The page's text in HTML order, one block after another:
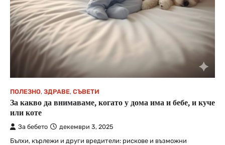
ПОЛЕЗНО, ЗДРАВЕ, СЪВЕТИ
За какво да внимаваме, когато у дома има и бебе, и куче
или коте
За бебето
декември 3, 2025
Бълхи, кърлежи и други вредители: рискове и възможни